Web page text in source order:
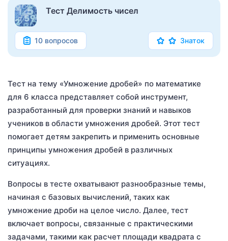
Тест Делимость чисел
10 вопросов Знаток
Тест на тему «Умножение дробей» по математике
для 6 класса представляет собой инструмент,
разработанный для проверки знаний и навыков
учеников в области умножения дробей. Этот тест
помогает детям закрепить и применить основные
принципы умножения дробей в различных
ситуациях.
Вопросы в тесте охватывают разнообразные темы,
начиная с базовых вычислений, таких как
умножение дроби на целое число. Далее, тест
включает вопросы, связанные с практическими
задачами, такими как расчет площади квадрата с